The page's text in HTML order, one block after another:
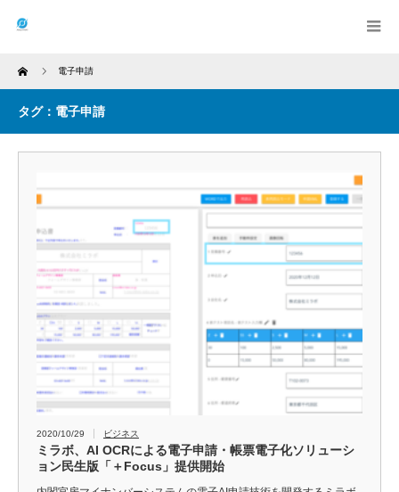
Home 電子申請
タグ：電子申請
2020/10/29 ビジネス
ミラボ、AI OCRによる電子申請・帳票電子化ソリューシ
ョン民生版「＋Focus」提供開始